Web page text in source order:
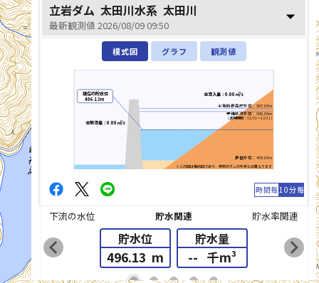
list_alt
立岩ダム 太田川水系 太田川
最新観測値 2026/08/09 09:50 arrow_drop_down
模式図 グラフ 観測値
※この図は模式図であり、実際のダムの形状とは異なります
平常時最高貯水位：507.67m
予備放流水位：506.05m
(適用期間：01/01～12/31)
最低水位：479.67m
現在の貯水位
496.13m
全流入量：0.00㎥/s
全放流量：0.00㎥/s
時間毎10分毎
下流の水位 貯水関連 貯水率関連
貯水位
496.13 m
貯水量
-- 千m³
chevron_left chevron_right